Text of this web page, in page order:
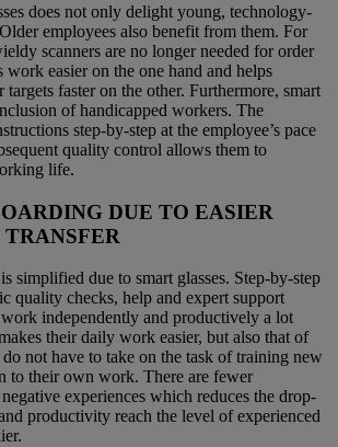
does not only delight young, technology-
employees also benefit from them. For
scanners are no longer needed for order
easier on the one hand and helps
faster on the other. Furthermore, smart
of handicapped workers. The
step-by-step at the employee’s pace
quality control allows them to
life.
DUE TO EASIER
simplified due to smart glasses. Step-by-step
quality checks, help and expert support
independently and productively a lot
their daily work easier, but also that of
not have to take on the task of training new
to their own work. There are fewer
experiences which reduces the drop-
productivity reach the level of experienced